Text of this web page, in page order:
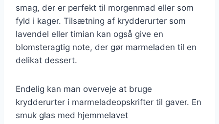
smag, der er perfekt til morgenmad eller som
fyld i kager. Tilsætning af krydderurter som
lavendel eller timian kan også give en
blomsteragtig note, der gør marmeladen til en
delikat dessert.
Endelig kan man overveje at bruge
krydderurter i marmeladeopskrifter til gaver. En
smuk glas med hjemmelavet